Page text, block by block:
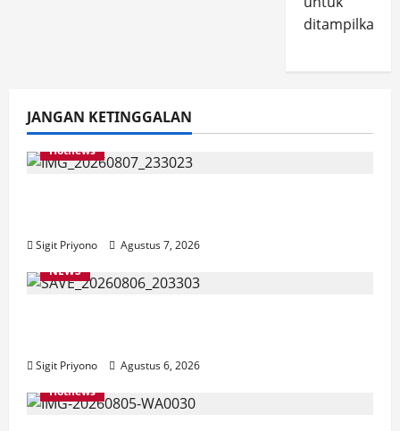
ditampilkan.
JANGAN KETINGGALAN
Hotnews
Sigit Priyono
Agustus 7, 2026
NEWS
Sigit Priyono
Agustus 6, 2026
Hotnews